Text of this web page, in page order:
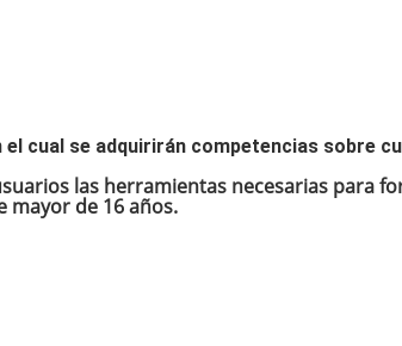
cual se adquirirán competencias sobre
las herramientas necesarias para
mayor de 16 años.